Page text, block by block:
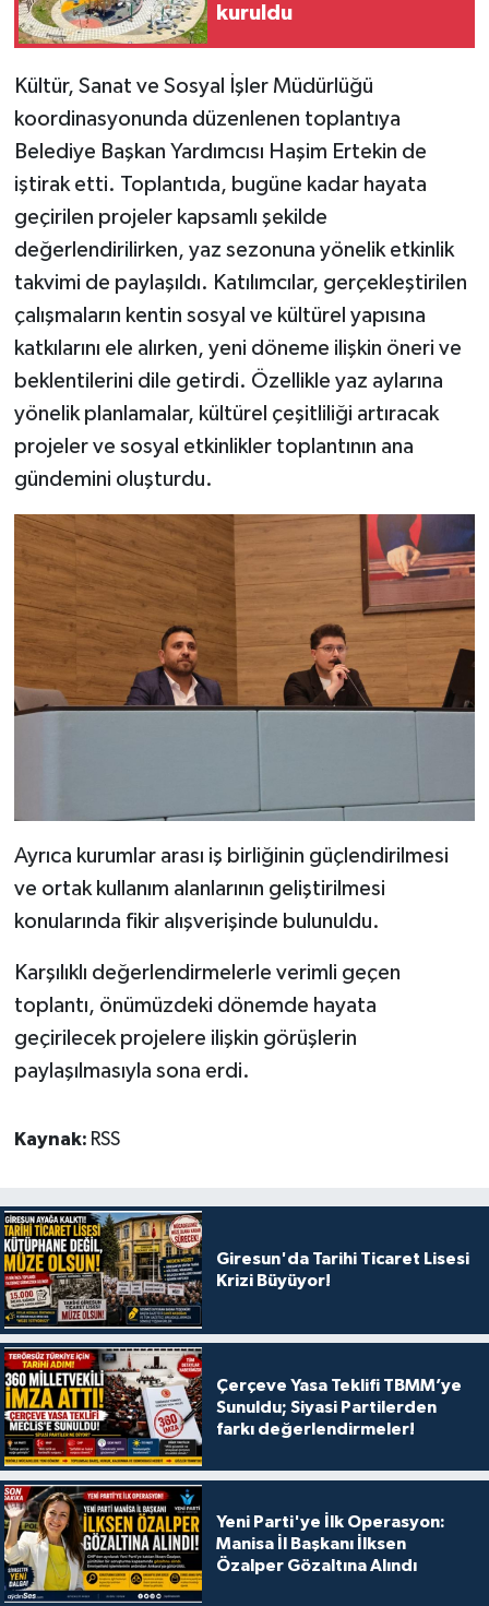
kuruldu
Kültür, Sanat ve Sosyal İşler Müdürlüğü
koordinasyonunda düzenlenen toplantıya
Belediye Başkan Yardımcısı Haşim Ertekin de
iştirak etti. Toplantıda, bugüne kadar hayata
geçirilen projeler kapsamlı şekilde
değerlendirilirken, yaz sezonuna yönelik etkinlik
takvimi de paylaşıldı. Katılımcılar, gerçekleştirilen
çalışmaların kentin sosyal ve kültürel yapısına
katkılarını ele alırken, yeni döneme ilişkin öneri ve
beklentilerini dile getirdi. Özellikle yaz aylarına
yönelik planlamalar, kültürel çeşitliliği artıracak
projeler ve sosyal etkinlikler toplantının ana
gündemini oluşturdu.
Ayrıca kurumlar arası iş birliğinin güçlendirilmesi
ve ortak kullanım alanlarının geliştirilmesi
konularında fikir alışverişinde bulunuldu.
Karşılıklı değerlendirmelerle verimli geçen
toplantı, önümüzdeki dönemde hayata
geçirilecek projelere ilişkin görüşlerin
paylaşılmasıyla sona erdi.
Kaynak: RSS
Giresun'da Tarihi Ticaret Lisesi
Krizi Büyüyor!
Çerçeve Yasa Teklifi TBMM’ye
Sunuldu; Siyasi Partilerden
farkı değerlendirmeler!
Yeni Parti'ye İlk Operasyon:
Manisa İl Başkanı İlksen
Özalper Gözaltına Alındı